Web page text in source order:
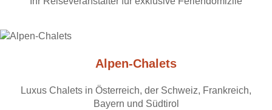
Alpen-Chalets
Luxus Chalets in Österreich, der Schweiz, Frankreich,
Bayern und Südtirol